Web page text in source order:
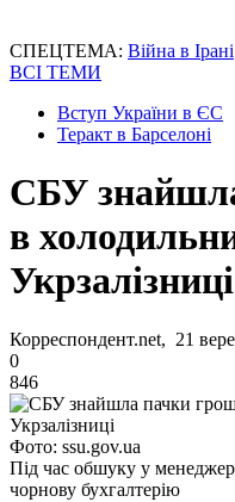
СПЕЦТЕМА: Війна в Ірані
ВСІ ТЕМИ
Вступ України в ЄС
Теракт в Барселоні
СБУ
в
Укрзалізниці
Корреспондент.net, 21
0
846
Фото: ssu.gov.ua
Під час обшуку у
чорнову бухгалтерію